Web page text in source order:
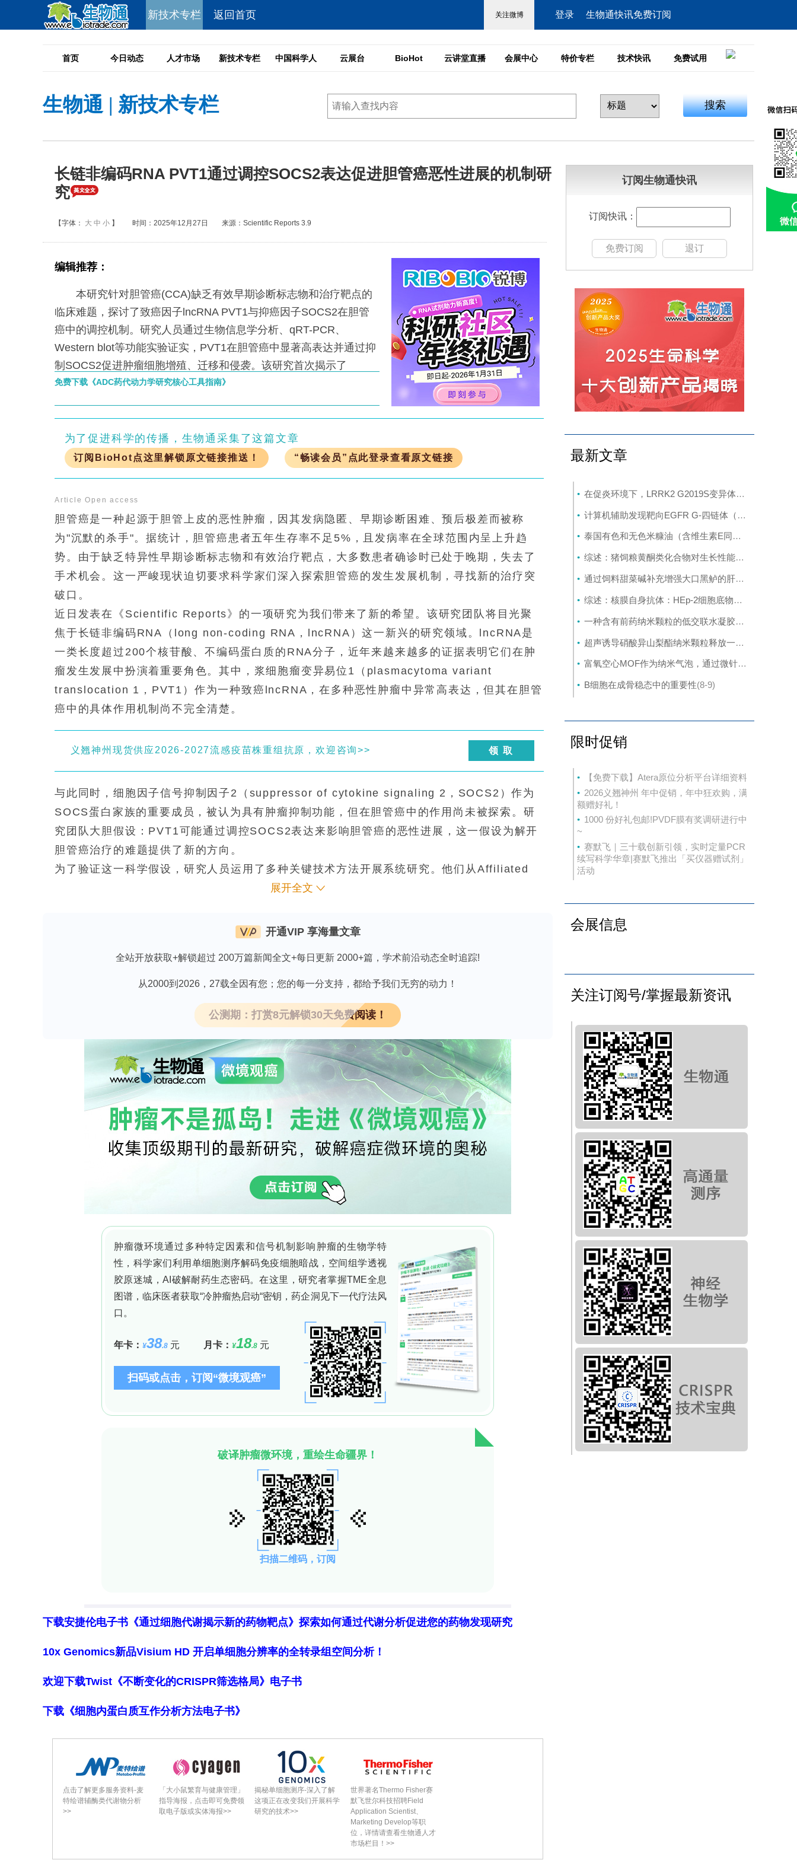
新技术专栏 返回首页 登录 生物通快讯免费订阅
首页 今日动态 人才市场 新技术专栏 中国科学人 云展台 BioHot 云讲堂直播 会展中心 特价专栏 技术快讯 免费试用
生物通 | 新技术专栏 搜索
长链非编码RNA PVT1通过调控SOCS2表达促进胆管癌恶性进展的机制研
究
【字体： 大 中 小 】 时间：2025年12月27日 来源：Scientific Reports 3.9
编辑推荐：
本研究针对胆管癌(CCA)缺乏有效早期诊断标志物和治疗靶点的
临床难题，探讨了致癌因子lncRNA PVT1与抑癌因子SOCS2在胆管
癌中的调控机制。研究人员通过生物信息学分析、qRT-PCR、
Western blot等功能实验证实，PVT1在胆管癌中显著高表达并通过抑
制SOCS2促进肿瘤细胞增殖、迁移和侵袭。该研究首次揭示了
PVT1/SOCS2轴在胆管癌中的关键作用，为胆管癌的分子靶向治疗提
免费下载《ADC药代动力学研究核心工具指南》
为了促进科学的传播，生物通采集了这篇文章
订阅BioHot点这里解锁原文链接推送！ “畅读会员”点此登录查看原文链接
Article Open access
胆管癌是一种起源于胆管上皮的恶性肿瘤，因其发病隐匿、早期诊断困难、预后极差而被称
为"沉默的杀手"。据统计，胆管癌患者五年生存率不足5%，且发病率在全球范围内呈上升趋
势。由于缺乏特异性早期诊断标志物和有效治疗靶点，大多数患者确诊时已处于晚期，失去了
手术机会。这一严峻现状迫切要求科学家们深入探索胆管癌的发生发展机制，寻找新的治疗突
破口。
近日发表在《Scientific Reports》的一项研究为我们带来了新的希望。该研究团队将目光聚
焦于长链非编码RNA（long non-coding RNA，lncRNA）这一新兴的研究领域。lncRNA是
一类长度超过200个核苷酸、不编码蛋白质的RNA分子，近年来越来越多的证据表明它们在肿
瘤发生发展中扮演着重要角色。其中，浆细胞瘤变异易位1（plasmacytoma variant
translocation 1，PVT1）作为一种致癌lncRNA，在多种恶性肿瘤中异常高表达，但其在胆管
癌中的具体作用机制尚不完全清楚。
义翘神州现货供应2026-2027流感疫苗株重组抗原，欢迎咨询>> 领 取
与此同时，细胞因子信号抑制因子2（suppressor of cytokine signaling 2，SOCS2）作为
SOCS蛋白家族的重要成员，被认为具有肿瘤抑制功能，但在胆管癌中的作用尚未被探索。研
究团队大胆假设：PVT1可能通过调控SOCS2表达来影响胆管癌的恶性进展，这一假设为解开
胆管癌治疗的难题提供了新的方向。
为了验证这一科学假设，研究人员运用了多种关键技术方法开展系统研究。他们从Affiliated
Hospital of Chengde Medical University收集了20对胆管癌组织及癌旁正常组织样本，并培
过GEPIA2数据库生物信息学分析、实时定量PCR（qRT-PCR）、Western blot、细胞计数
SOCS2在胆管癌中的表达模式及功能作用。
PVT1在胆管癌细胞和组织中高表达
研究团队首先通过GEPIA2数据库分析发现，PVT1在胆管癌组织中显著高表达，且与患者不良
预后相关。随后，他们在20对临床样本中验证了这一结果：与癌旁正常组织相比，胆管癌组织
中PVT1表达水平明显升高。在细胞水平上，三种胆管癌细胞系（HuCCT1、Hccc9810、
RBE）中的PVT1表达均显著高于正常胆管上皮细胞HIBEC。这些发现为PVT1在胆管癌中的致
癌作用提供了初步证据。
敲低lncRNA PVT1可抑制胆管癌细胞的增殖、迁移和侵袭
为了探究PVT1的功能作用，研究人员设计了三种针对PVT1的小干扰RNA（siRNA），并筛选
殖能力显著降低，细胞迁移和侵袭能力也明显受损。这一发现直接证明了PVT1在促进胆管癌恶
过表达SOCS2可抑制胆管癌细胞的增殖、迁移和侵袭
另一方面，研究人员发现SOCS2在胆管癌中表达下调，且与患者不良预后相关。通过构建
SOCS2过表达质粒，他们发现提高SOCS2表达水平可显著抑制胆管癌细胞的增殖、迁移和侵
袭能力。这一结果确立了SOCS2在胆管癌中的肿瘤抑制因子地位。
展开全文
开通VIP 享海量文章
全站开放获取+解锁超过 200万篇新闻全文+每日更新 2000+篇，学术前沿动态全时追踪!
从2000到2026，27载全因有您；您的每一分支持，都给予我们无穷的动力！
公测期：打赏8元解锁30天免费阅读！
下载安捷伦电子书《通过细胞代谢揭示新的药物靶点》探索如何通过代谢分析促进您的药物发现研究
10x Genomics新品Visium HD 开启单细胞分辨率的全转录组空间分析！
欢迎下载Twist《不断变化的CRISPR筛选格局》电子书
下载《细胞内蛋白质互作分析方法电子书》
点击了解更多服务资料-麦
特绘谱辅酶类代谢物分析
>>
「大小鼠繁育与健康管理」
指导海报，点击即可免费领
取电子版或实体海报>>
对同一细胞中的转录组和表
观基因组进行同时分析（使
用细胞核分离试剂盒简化样
世界著名Thermo Fisher赛
默飞世尔科技招聘Field
Application Scientist、
Marketing Develop等职
位，详情请查看生物通人才
市场栏目！>>
订阅生物通快讯
订阅快讯：
免费订阅 退订
最新文章
在促炎环境下，LRRK2 G2019S变异体与帕金森病患者髓系细胞中的转录变化相关
计算机辅助发现靶向EGFR G-四链体（G-Quadruplex, G4）的菲并咪唑衍生物诱导胶质母细胞瘤并发多细胞器损伤
泰国有色和无色米糠油（含维生素E同系物和γ-谷维素）的抗氧化、抗炎和骨重塑调节活性
综述：猪饲粮黄酮类化合物对生长性能及抗氧化应答的影响：一项包含探索性剂量-时间关系的系统评价与Meta分析
通过饲料甜菜碱补充增强大口黑鲈的肝脏抗氧化能力和碳水化合物、脂质及胆汁酸代谢
综述：核膜自身抗体：HEp-2细胞底物的功能解剖学
一种含有前药纳米颗粒的低交联水凝胶可通过调节神经炎症和细胞外基质沉积来促进脊髓再生
超声诱导硝酸异山梨酯纳米颗粒释放一氧化氮，用于牙周炎的按需治疗
富氧空心MOF作为纳米气泡，通过微针介导的声动力疗法改善增生性瘢痕的治疗效果
B细胞在成骨稳态中的重要性(8-9)
限时促销
【免费下载】Atera原位分析平台详细资料
2026义翘神州 年中促销，年中狂欢购，满
额赠好礼！
1000 份好礼包邮!PVDF膜有奖调研进行中
~
赛默飞｜三十载创新引领，实时定量PCR
续写科学华章|赛默飞推出「买仪器赠试剂」
活动
会展信息
关注订阅号/掌握最新资讯